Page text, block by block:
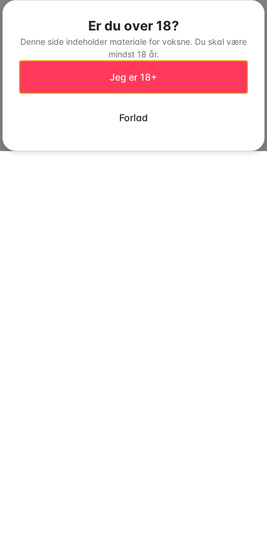
Er du over 18?
Denne side indeholder materiale for voksne. Du skal være
mindst 18 år.
Jeg er 18+
Forlad